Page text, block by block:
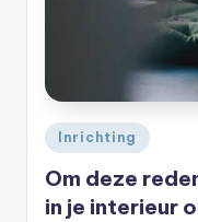
Geplaatst
in
Inrichting
Om deze
in je interieur